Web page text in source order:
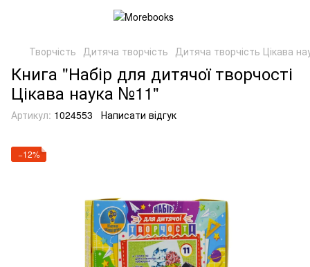
Творчість Дитяча творчість Дитяча творчість Цікава
Книга "Набір для дитячої творчості
Цікава наука №11"
Артикул: 1024553 Написати відгук
−12%